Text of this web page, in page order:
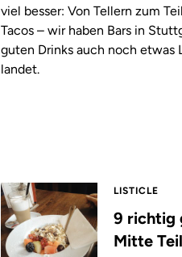
viel besser: Von Tellern zum
Tacos – wir haben Bars in
guten Drinks auch noch etwas
landet.
LISTICLE
9 richtig
Mitte